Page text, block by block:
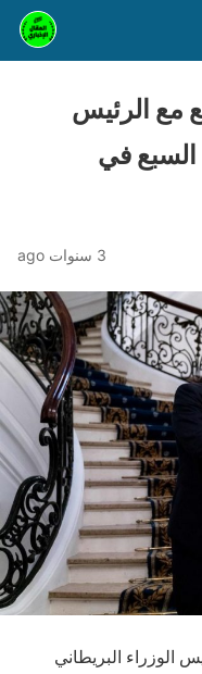
مع الرئيس
في
3 سنوات ago
رئيس الوزراء البريطاني